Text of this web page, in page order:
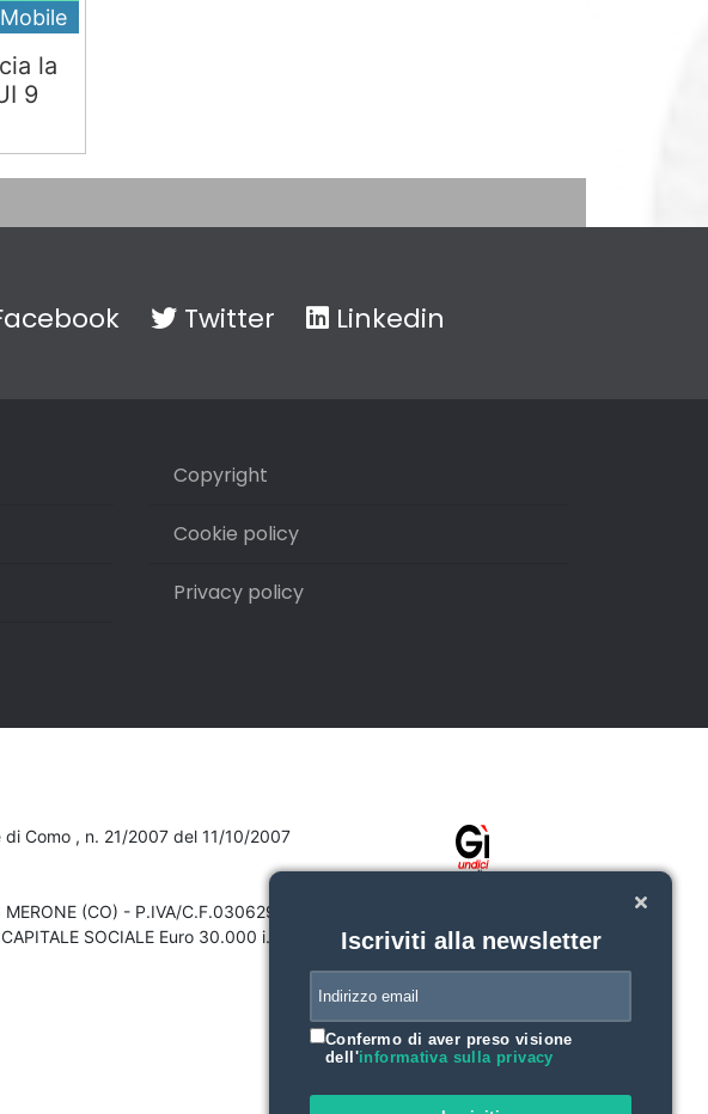
Mobile
la
9
Twitter Linkedin
Copyright
Cookie policy
Privacy policy
Como , n. 21/2007 del 11/10/2007
(CO) - P.IVA/C.F.03062910132
SOCIALE Euro 30.000 i.v.
Iscriviti alla newsletter
Confermo di aver preso visione
dell'informativa sulla privacy